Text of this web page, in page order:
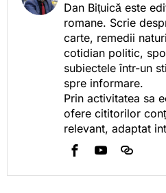
Dan Bițuică este
romane. Scrie
carte, remedii
cotidian politic,
subiectele într-un
spre informare.
Prin activitatea sa
ofere cititorilor
relevant, adaptat